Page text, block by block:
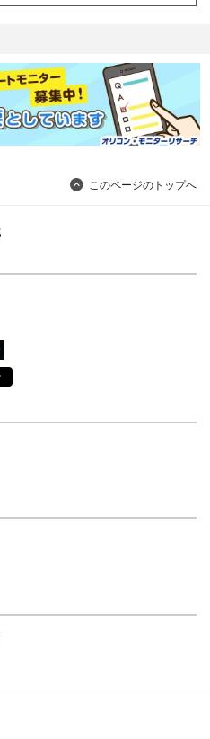
このページのトップへ